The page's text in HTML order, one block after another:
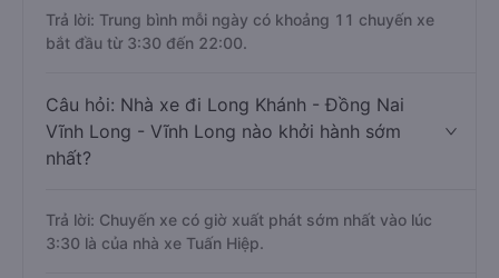
Trả lời: Trung bình mỗi ngày có khoảng 11 chuyến xe
bắt đầu từ 3:30 đến 22:00.
Câu hỏi: Nhà xe đi Long Khánh - Đồng Nai
Vĩnh Long - Vĩnh Long nào khởi hành sớm
nhất?
Trả lời: Chuyến xe có giờ xuất phát sớm nhất vào lúc
3:30 là của nhà xe Tuấn Hiệp.